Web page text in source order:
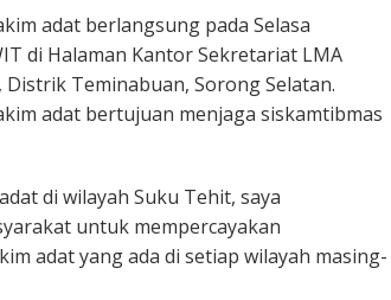
adat berlangsung pada Selasa
di Halaman Kantor Sekretariat LMA
Teminabuan, Sorong Selatan.
adat bertujuan menjaga siskamtibmas
di wilayah Suku Tehit, saya
untuk mempercayakan
adat yang ada di setiap wilayah masing-